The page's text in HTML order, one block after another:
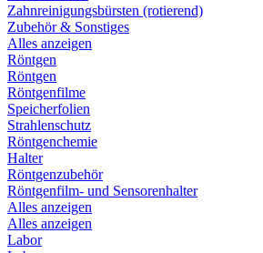
Zahnreinigungsbürsten (rotierend)
Zubehör & Sonstiges
Alles anzeigen
Röntgen
Röntgen
Röntgenfilme
Speicherfolien
Strahlenschutz
Röntgenchemie
Halter
Röntgenzubehör
Röntgenfilm- und Sensorenhalter
Alles anzeigen
Alles anzeigen
Labor